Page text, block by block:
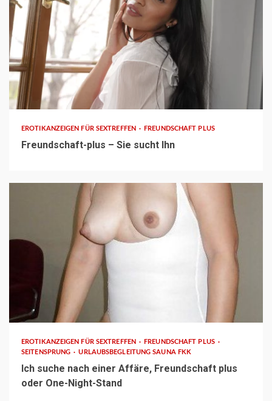
3 min read
EROTIKANZEIGEN FÜR SEXTREFFEN FREUNDSCHAFT PLUS
Freundschaft-plus – Sie sucht Ihn
1 min read
EROTIKANZEIGEN FÜR SEXTREFFEN
FREUNDSCHAFT PLUS
SEITENSPRUNG
URLAUBSBEGLEITUNG SAUNA FKK
Ich suche nach einer Affäre, Freundschaft plus
oder One-Night-Stand